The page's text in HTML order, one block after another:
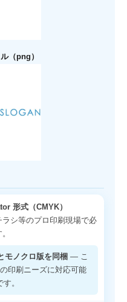
（png）
形式（CMYK）
シ等のプロ印刷現場で必
モノクロ版を同梱 — こ
印刷ニーズに対応可能
。